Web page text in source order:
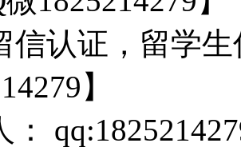
信认证，留学
】
：